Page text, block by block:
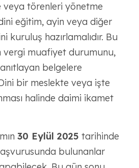
törenleri yönetme
eğitim, ayin veya diğer
kuruluş hazırlamalıdır. Bu
vergi muafiyet durumunu,
belgelere
bir meslekte veya işte
halinde daimi ikamet
30 Eylül 2025 tarihinde
bulunanlar